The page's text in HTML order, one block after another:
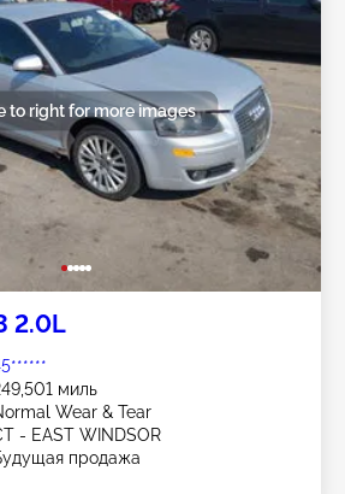
to right for more images
2.0L
миль
Wear & Tear
- EAST WINDSOR
продажа